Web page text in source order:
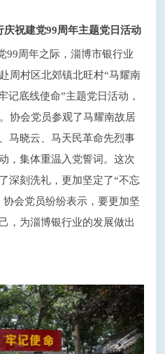
庆祝建党99周年主题党日活动
99周年之际，淄博市银行业
周村区北郊镇北旺村“马耀南
记底线使命”主题党日活动，
协会党员参观了马耀南故居
马晓云、马天民革命先烈事
，集体重温入党誓词。这次
深刻洗礼，更加坚定了“不忘
会党员纷纷表示，要更加坚
，为淄博银行业的发展做出